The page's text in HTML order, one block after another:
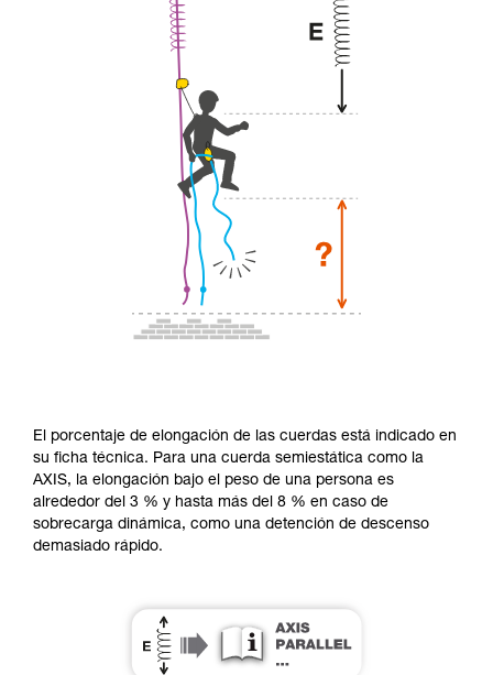
El porcentaje de elongación de las cuerdas está indicado en
su ficha técnica. Para una cuerda semiestática como la
AXIS, la elongación bajo el peso de una persona es
alrededor del 3 % y hasta más del 8 % en caso de
sobrecarga dinámica, como una detención de descenso
demasiado rápido.